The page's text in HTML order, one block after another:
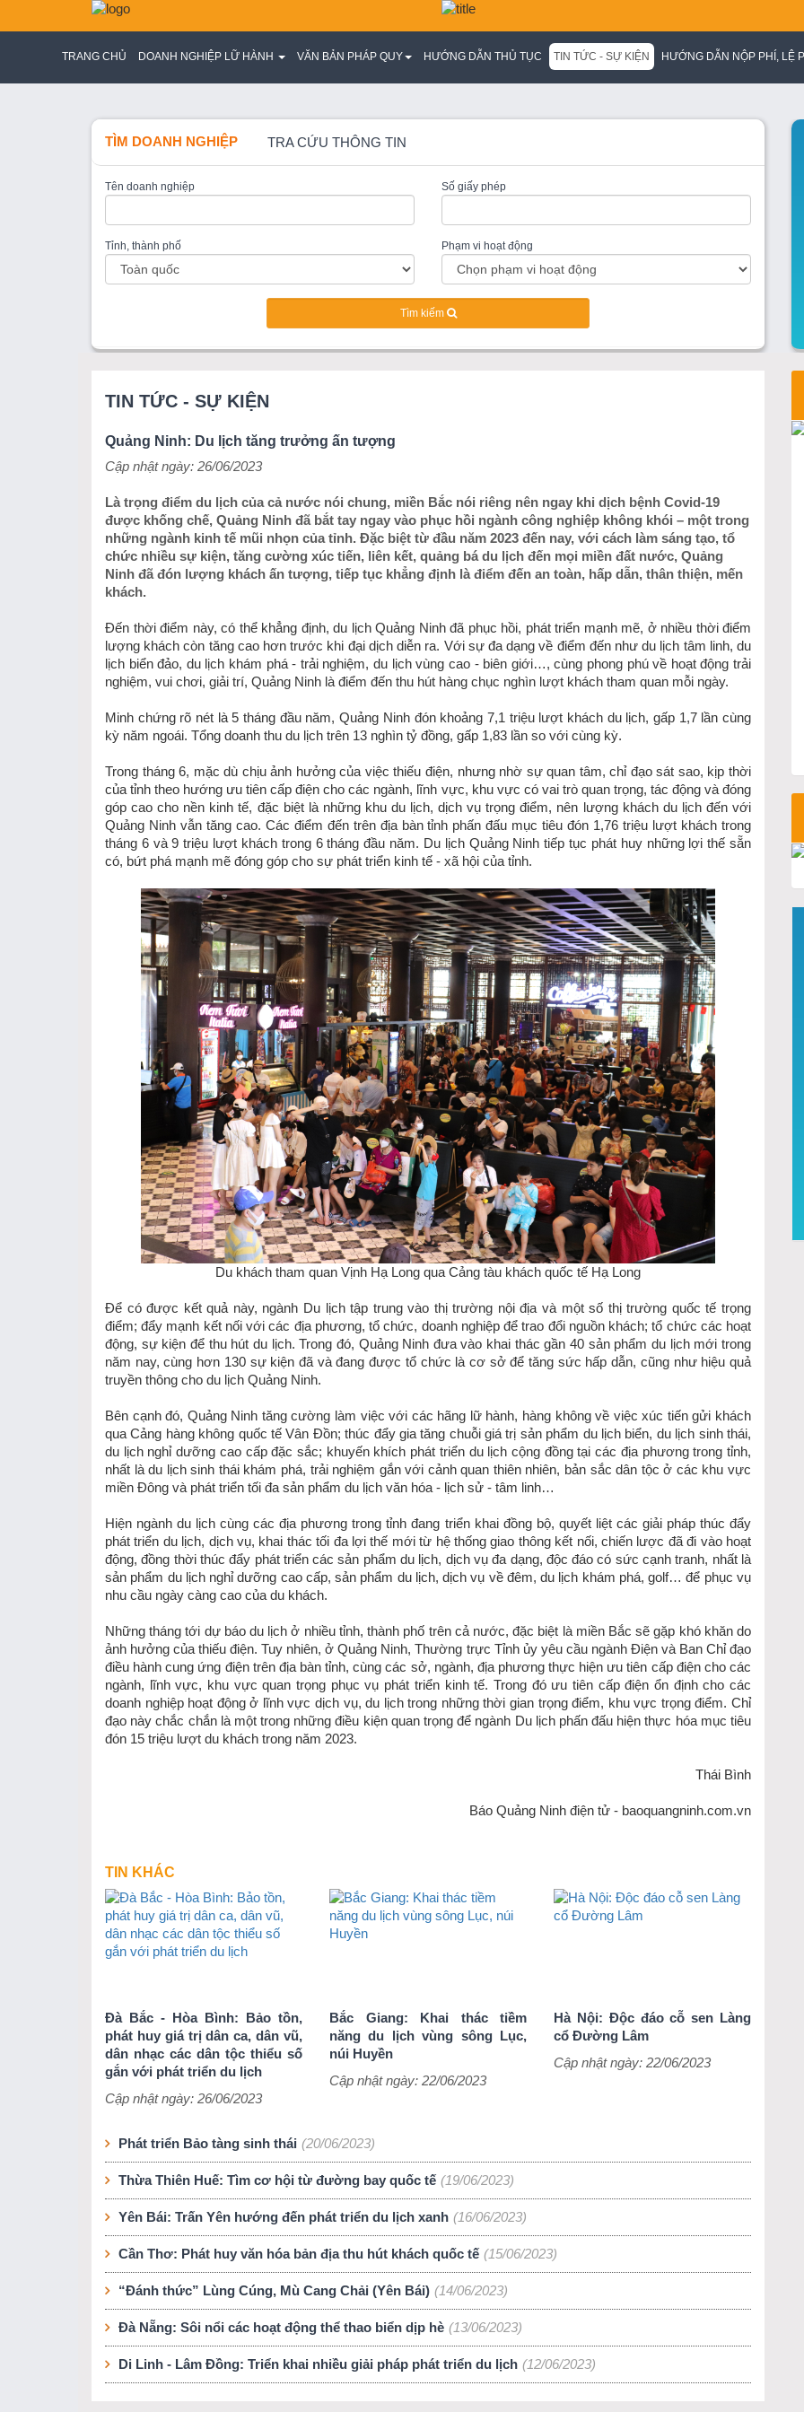
TRANG CHỦ DOANH NGHIỆP LỮ HÀNH VĂN BẢN PHÁP QUY HƯỚNG DẪN THỦ TỤC TIN TỨC - SỰ KIỆN HƯỚNG DẪN NỘP PHÍ, LỆ
TÌM DOANH NGHIỆP TRA CỨU THÔNG TIN
Tên doanh nghiệp Số giấy phép
Tỉnh, thành phố Phạm vi hoạt động
Tìm kiếm
TIN TỨC - SỰ KIỆN
Quảng Ninh: Du lịch tăng trưởng ấn tượng
Cập nhật ngày: 26/06/2023
Là trọng điểm du lịch của cả nước nói chung, miền Bắc nói riêng nên ngay khi dịch bệnh Covid-19
được khống chế, Quảng Ninh đã bắt tay ngay vào phục hồi ngành công nghiệp không khói – một trong
những ngành kinh tế mũi nhọn của tỉnh. Đặc biệt từ đầu năm 2023 đến nay, với cách làm sáng tạo, tổ
chức nhiều sự kiện, tăng cường xúc tiến, liên kết, quảng bá du lịch đến mọi miền đất nước, Quảng
Ninh đã đón lượng khách ấn tượng, tiếp tục khẳng định là điểm đến an toàn, hấp dẫn, thân thiện, mến
khách.
Đến thời điểm này, có thể khẳng định, du lịch Quảng Ninh đã phục hồi, phát triển mạnh mẽ, ở nhiều thời điểm
lượng khách còn tăng cao hơn trước khi đại dịch diễn ra. Với sự đa dạng về điểm đến như du lịch tâm linh, du
lịch biển đảo, du lịch khám phá - trải nghiệm, du lịch vùng cao - biên giới…, cùng phong phú về hoạt động trải
nghiệm, vui chơi, giải trí, Quảng Ninh là điểm đến thu hút hàng chục nghìn lượt khách tham quan mỗi ngày.
Minh chứng rõ nét là 5 tháng đầu năm, Quảng Ninh đón khoảng 7,1 triệu lượt khách du lịch, gấp 1,7 lần cùng
kỳ năm ngoái. Tổng doanh thu du lịch trên 13 nghìn tỷ đồng, gấp 1,83 lần so với cùng kỳ.
Trong tháng 6, mặc dù chịu ảnh hưởng của việc thiếu điện, nhưng nhờ sự quan tâm, chỉ đạo sát sao, kịp thời
của tỉnh theo hướng ưu tiên cấp điện cho các ngành, lĩnh vực, khu vực có vai trò quan trọng, tác động và đóng
góp cao cho nền kinh tế, đặc biệt là những khu du lịch, dịch vụ trọng điểm, nên lượng khách du lịch đến với
Quảng Ninh vẫn tăng cao. Các điểm đến trên địa bàn tỉnh phấn đấu mục tiêu đón 1,76 triệu lượt khách trong
tháng 6 và 9 triệu lượt khách trong 6 tháng đầu năm. Du lịch Quảng Ninh tiếp tục phát huy những lợi thế sẵn
có, bứt phá mạnh mẽ đóng góp cho sự phát triển kinh tế - xã hội của tỉnh.
Du khách tham quan Vịnh Hạ Long qua Cảng tàu khách quốc tế Hạ Long
Để có được kết quả này, ngành Du lịch tập trung vào thị trường nội địa và một số thị trường quốc tế trọng
điểm; đẩy mạnh kết nối với các địa phương, tổ chức, doanh nghiệp để trao đổi nguồn khách; tổ chức các hoạt
động, sự kiện để thu hút du lịch. Trong đó, Quảng Ninh đưa vào khai thác gần 40 sản phẩm du lịch mới trong
năm nay, cùng hơn 130 sự kiện đã và đang được tổ chức là cơ sở để tăng sức hấp dẫn, cũng như hiệu quả
truyền thông cho du lịch Quảng Ninh.
Bên cạnh đó, Quảng Ninh tăng cường làm việc với các hãng lữ hành, hàng không về việc xúc tiến gửi khách
qua Cảng hàng không quốc tế Vân Đồn; thúc đẩy gia tăng chuỗi giá trị sản phẩm du lịch biển, du lịch sinh thái,
du lịch nghỉ dưỡng cao cấp đặc sắc; khuyến khích phát triển du lịch cộng đồng tại các địa phương trong tỉnh,
nhất là du lịch sinh thái khám phá, trải nghiệm gắn với cảnh quan thiên nhiên, bản sắc dân tộc ở các khu vực
miền Đông và phát triển tối đa sản phẩm du lịch văn hóa - lịch sử - tâm linh…
Hiện ngành du lịch cùng các địa phương trong tỉnh đang triển khai đồng bộ, quyết liệt các giải pháp thúc đẩy
phát triển du lịch, dịch vụ, khai thác tối đa lợi thế mới từ hệ thống giao thông kết nối, chiến lược đã đi vào hoạt
động, đồng thời thúc đẩy phát triển các sản phẩm du lịch, dịch vụ đa dạng, độc đáo có sức cạnh tranh, nhất là
sản phẩm du lịch nghỉ dưỡng cao cấp, sản phẩm du lịch, dịch vụ về đêm, du lịch khám phá, golf… để phục vụ
nhu cầu ngày càng cao của du khách.
Những tháng tới dự báo du lịch ở nhiều tỉnh, thành phố trên cả nước, đặc biệt là miền Bắc sẽ gặp khó khăn do
ảnh hưởng của thiếu điện. Tuy nhiên, ở Quảng Ninh, Thường trực Tỉnh ủy yêu cầu ngành Điện và Ban Chỉ đạo
điều hành cung ứng điện trên địa bàn tỉnh, cùng các sở, ngành, địa phương thực hiện ưu tiên cấp điện cho các
ngành, lĩnh vực, khu vực quan trọng phục vụ phát triển kinh tế. Trong đó ưu tiên cấp điện ổn định cho các
doanh nghiệp hoạt động ở lĩnh vực dịch vụ, du lịch trong những thời gian trọng điểm, khu vực trọng điểm. Chỉ
đạo này chắc chắn là một trong những điều kiện quan trọng để ngành Du lịch phấn đấu hiện thực hóa mục tiêu
đón 15 triệu lượt du khách trong năm 2023.
Thái Bình
Báo Quảng Ninh điện tử - baoquangninh.com.vn
TIN KHÁC
Đà Bắc - Hòa Bình: Bảo tồn,
phát huy giá trị dân ca, dân vũ,
dân nhạc các dân tộc thiểu số
gắn với phát triển du lịch
Cập nhật ngày: 26/06/2023
Bắc Giang: Khai thác tiềm
năng du lịch vùng sông Lục,
núi Huyền
Cập nhật ngày: 22/06/2023
Hà Nội: Độc đáo cỗ sen Làng
cổ Đường Lâm
Cập nhật ngày: 22/06/2023
Phát triển Bảo tàng sinh thái (20/06/2023)
Thừa Thiên Huế: Tìm cơ hội từ đường bay quốc tế (19/06/2023)
Yên Bái: Trấn Yên hướng đến phát triển du lịch xanh (16/06/2023)
Cần Thơ: Phát huy văn hóa bản địa thu hút khách quốc tế (15/06/2023)
“Đánh thức” Lùng Cúng, Mù Cang Chải (Yên Bái) (14/06/2023)
Đà Nẵng: Sôi nổi các hoạt động thể thao biển dịp hè (13/06/2023)
Di Linh - Lâm Đồng: Triển khai nhiều giải pháp phát triển du lịch (12/06/2023)